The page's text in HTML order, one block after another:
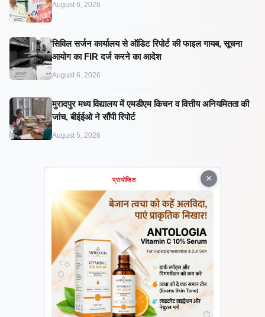
August 6, 2026
सिविल सर्जन कार्यालय से ऑडिट रिपोर्ट की फाइल गायब, सूचना
आयोग का FIR दर्ज करने का आदेश
August 6, 2026
मुरादपुर मध्य विद्यालय में एमडीएम किचन व वित्तीय अनियमितता की
जांच, बीईईओ ने सौंपी रिपोर्ट
August 5, 2026
×
प्रायोजित